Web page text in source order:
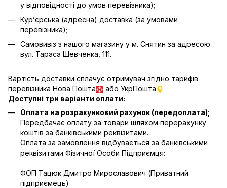
у відповідності до умов перевізника);
Кур’єрська (адресна) доставка (за умовами
перевізника);
Самовивіз з нашого магазину у м. Снятин за адресою
вул. Тараса Шевченка, 111.
Вартість доставки сплачує отримувач згідно тарифів
перевізника Нова Пошта
або УкрПошта
Доступні три варіанти оплати:
Оплата на розрахунковий рахунок (передоплата);
Передбачає оплату за товари шляхом перерахунку
коштів за банківськими реквізитами.
Оплата за замовлення відбувається за банківськими
реквізитами Фізичної Особи Підприємця:
ФОП Тацюк Дмитро Мирославович (Приватний
пiдприємець)